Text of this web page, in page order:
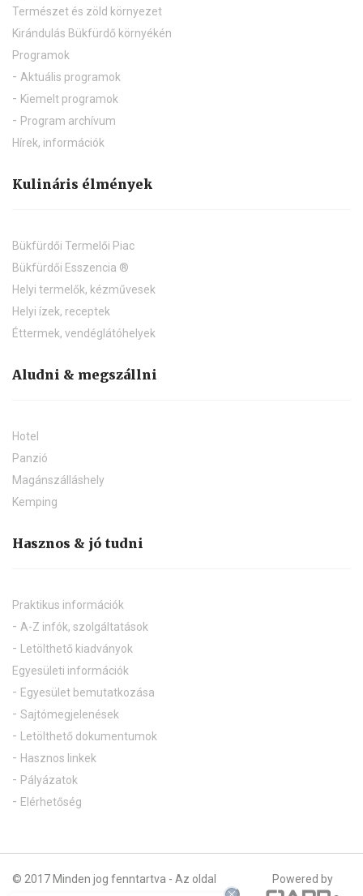
Természet és zöld környezet
Kirándulás Bükfürdő környékén
Programok
Aktuális programok
Kiemelt programok
Program archívum
Hírek, információk
Kulináris élmények
Bükfürdői Termelői Piac
Bükfürdői Esszencia ®
Helyi termelők, kézművesek
Helyi ízek, receptek
Éttermek, vendéglátóhelyek
Aludni & megszállni
Hotel
Panzió
Magánszálláshely
Kemping
Hasznos & jó tudni
Praktikus információk
A-Z infók, szolgáltatások
Letölthető kiadványok
Egyesületi információk
Egyesület bemutatkozása
Sajtómegjelenések
Letölthető dokumentumok
Hasznos linkek
Pályázatok
Elérhetőség
© 2017 Minden jog fenntartva - Az oldal
Powered by